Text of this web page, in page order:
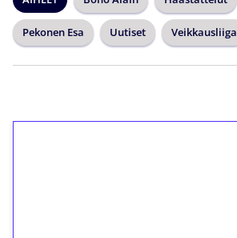
Pekonen Esa Uutiset Veikkausliiga